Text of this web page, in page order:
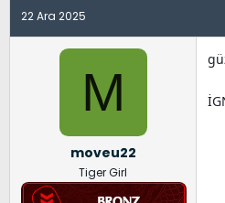
e
l
:
22 Ara 2025
M
moveu22
Tiger Girl